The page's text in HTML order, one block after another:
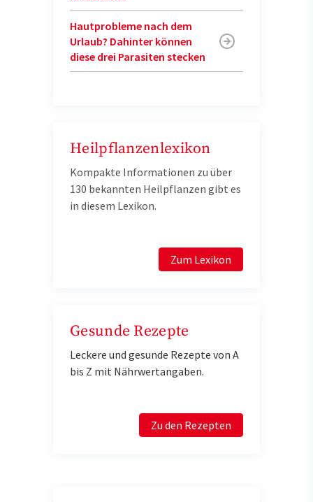
Hautprobleme nach dem
Urlaub? Dahinter können
diese drei Parasiten stecken
Heilpflanzenlexikon
Kompakte Informationen zu über
130 bekannten Heilpflanzen gibt es
in diesem Lexikon.
Zum Lexikon
Gesunde Rezepte
Leckere und gesunde Rezepte von A
bis Z mit Nährwertangaben.
Zu den Rezepten